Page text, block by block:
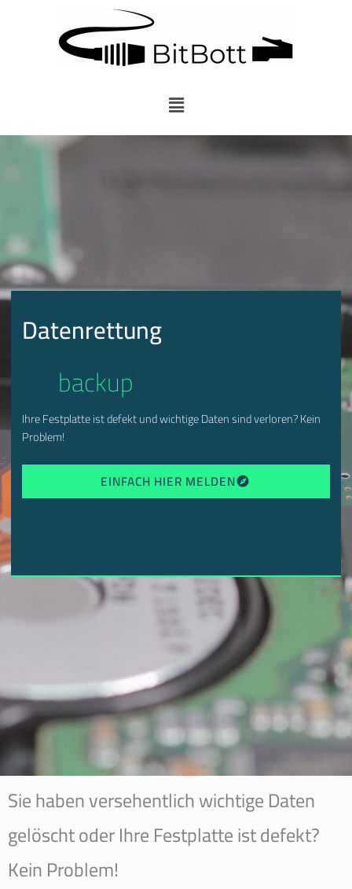
Menü
Datenrettung
backup
Ihre Festplatte ist defekt und wichtige Daten sind verloren? Kein
Problem!
EINFACH HIER MELDEN
Sie haben versehentlich wichtige Daten
gelöscht oder Ihre Festplatte ist defekt?
Kein Problem!